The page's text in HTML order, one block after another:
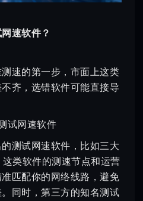
速软件？
速的第一步，市面上这类
齐，选错软件可能直接导
试网速软件
测试网速软件，比如三大
类软件的测速节点和运营
匹配你的网络线路，避免
同时，第三方的知名测试